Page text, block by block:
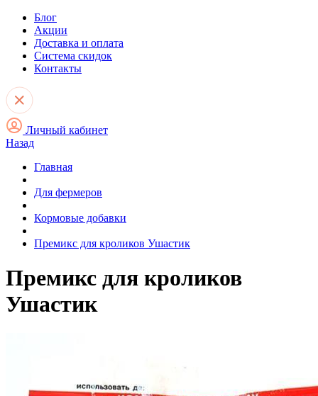
Блог
Акции
Доставка и оплата
Система скидок
Контакты
Личный кабинет
Назад
Главная
Для фермеров
Кормовые добавки
Премикс для кроликов Ушастик
Премикс для кроликов
Ушастик